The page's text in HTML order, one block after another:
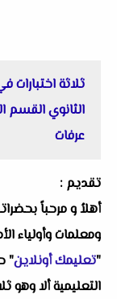
ثلاثة اختبارات
عرفات
تقديم :
أهلاُ و مرحباً
ومعلمات وأولياء
"تعليمك أونلاين"
التعليمية ألا وهو